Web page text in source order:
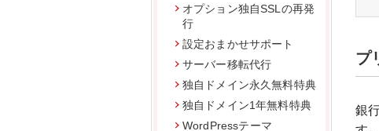
プ
銀
オプション独自SSLの再発
行
設定おまかせサポート
サーバー移転代行
独自ドメイン永久無料特典
独自ドメイン1年無料特典
WordPressテーマ